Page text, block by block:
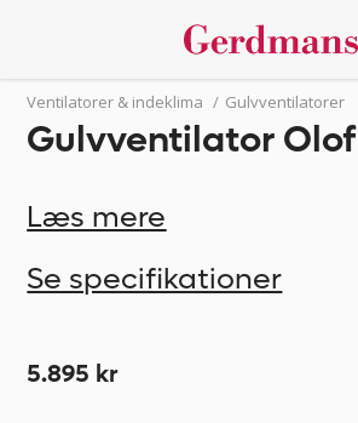
Ventilatorer & indeklima / Gulvventilatorer
Gulvventilator Olof
Læs mere
Se specifikationer
5.895 kr